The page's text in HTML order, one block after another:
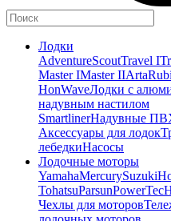
Лодки
AdventureScoutTravel I
Master IMaster IIArta
HonWaveЛодки с
надувным настилом
SmartlinerНадувные
Аксессуары для лодок
лебедкиНасосы
Лодочные моторы
YamahaMercurySuzuki
TohatsuParsunPowerTec
Чехлы для моторов